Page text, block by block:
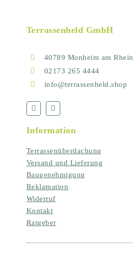
Terrassenheld GmbH
40789 Monheim am Rhein
02173 265 4444
info@terrassenheld.shop
Information
Terrassenüberdachung
Versand und Lieferung
Baugenehmigung
Reklamation
Widerruf
Kontakt
Ratgeber